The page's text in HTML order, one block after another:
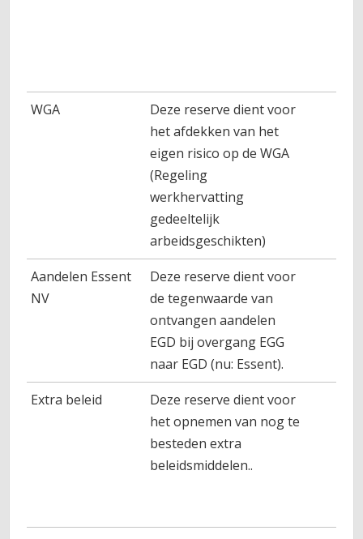
WGA
Deze reserve dient voor
het afdekken van het
eigen risico op de WGA
(Regeling
werkhervatting
gedeeltelijk
arbeidsgeschikten)
Aandelen Essent
NV
Deze reserve dient voor
de tegenwaarde van
ontvangen aandelen
EGD bij overgang EGG
naar EGD (nu: Essent).
Extra beleid
Deze reserve dient voor
het opnemen van nog te
besteden extra
beleidsmiddelen..